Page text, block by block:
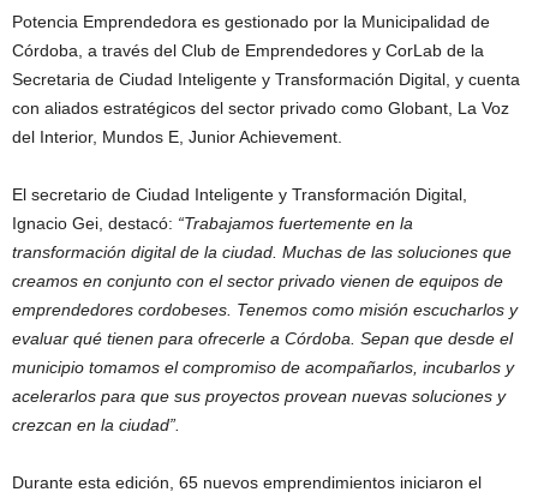
Potencia Emprendedora es gestionado por la Municipalidad de
Córdoba, a través del Club de Emprendedores y CorLab de la
Secretaria de Ciudad Inteligente y Transformación Digital, y cuenta
con aliados estratégicos del sector privado como Globant, La Voz
del Interior, Mundos E, Junior Achievement.
El secretario de Ciudad Inteligente y Transformación Digital,
Ignacio Gei, destacó: “Trabajamos fuertemente en la
transformación digital de la ciudad. Muchas de las soluciones que
creamos en conjunto con el sector privado vienen de equipos de
emprendedores cordobeses. Tenemos como misión escucharlos y
evaluar qué tienen para ofrecerle a Córdoba. Sepan que desde el
municipio tomamos el compromiso de acompañarlos, incubarlos y
acelerarlos para que sus proyectos provean nuevas soluciones y
crezcan en la ciudad”.
Durante esta edición, 65 nuevos emprendimientos iniciaron el